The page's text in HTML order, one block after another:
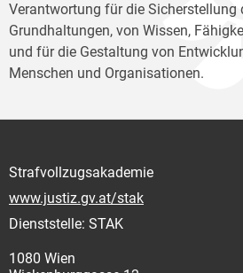
Verantwortung für die Sicherstellung
Grundhaltungen, von Wissen,
und für die Gestaltung von
Menschen und Organisationen.
Strafvollzugsakademie
www.justiz.gv.at/stak
Dienststelle: STAK
1080 Wien